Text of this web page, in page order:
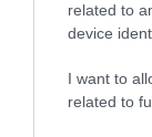
related to
device
I want to
related to